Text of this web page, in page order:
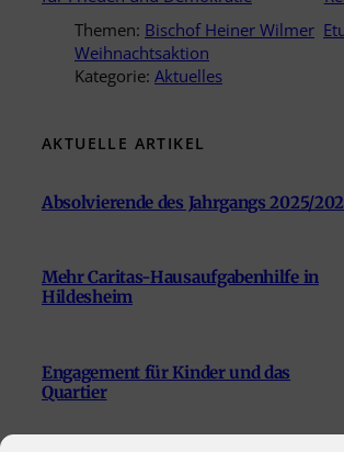
Themen: Bischof Heiner Wilmer
Weihnachtsaktion
Kategorie: Aktuelles
AKTUELLE ARTIKEL
Absolvierende des Jahrgangs 2025/
Mehr Caritas-Hausaufgabenhilfe in
Hildesheim
Engagement für Kinder und das
Quartier